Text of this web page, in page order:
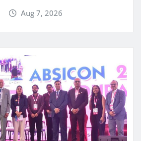
Aug 7, 2026